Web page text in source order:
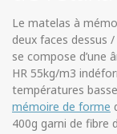
Le matelas à
deux faces dessus
se compose d’une
HR 55kg/m3
températures
mémoire de forme
400g garni de fibre